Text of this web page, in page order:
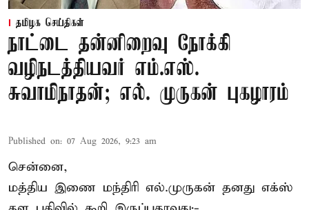
தமிழக செய்திகள்
நாட்டை தன்னிறைவு நோக்கி
வழிநடத்தியவர் எம்.எஸ்.
சுவாமிநாதன்; எல். முருகன் புகழாரம்
Published on: 07 Aug 2026, 9:23 am
சென்னை,
மத்திய இணை மந்திரி எல்.முருகன் தனது எக்ஸ்